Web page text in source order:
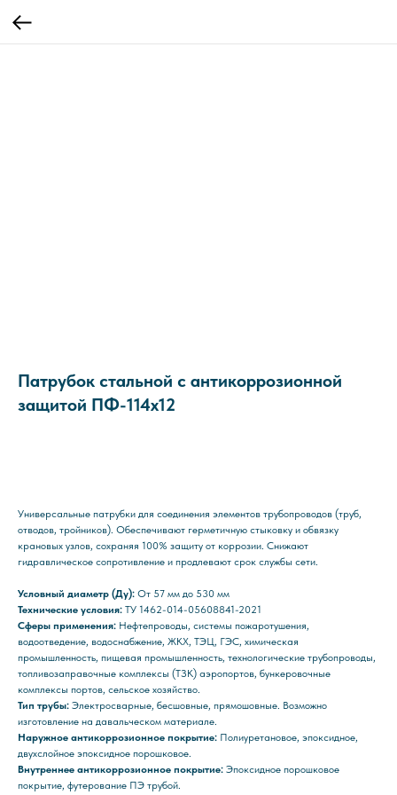
Патрубок стальной с антикоррозионной
защитой ПФ-114x12
Универсальные патрубки для соединения элементов трубопроводов (труб,
отводов, тройников). Обеспечивают герметичную стыковку и обвязку
крановых узлов, сохраняя 100% защиту от коррозии. Снижают
гидравлическое сопротивление и продлевают срок службы сети.
Условный диаметр (Ду): От 57 мм до 530 мм
Технические условия: ТУ 1462-014-05608841-2021
Сферы применения: Нефтепроводы, системы пожаротушения,
водоотведение, водоснабжение, ЖКХ, ТЭЦ, ГЭС, химическая
промышленность, пищевая промышленность, технологические трубопроводы,
топливозаправочные комплексы (ТЗК) аэропортов, бункеровочные
комплексы портов, сельское хозяйство.
Тип трубы: Электросварные, бесшовные, прямошовные. Возможно
изготовление на давальческом материале.
Наружное антикоррозионное покрытие: Полиуретановое, эпоксидное,
двухслойное эпоксидное порошковое.
Внутреннее антикоррозионное покрытие: Эпоксидное порошковое
покрытие, футерование ПЭ трубой.